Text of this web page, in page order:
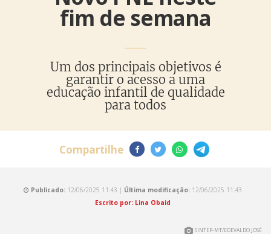
fim de semana
Um dos principais objetivos é
garantir o acesso a uma
educação infantil de qualidade
para todos
Compartilhe
Publicado: 12/06/2025 11:43 | Última modificação: 12/06/2025 11:43
Escrito por: Lina Obaid
SINTEP-MT/EDEVALDO JOSÉ